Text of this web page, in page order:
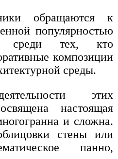
обращаются к
популярностью
среди тех, кто
композиции
среды.
этих
настоящая
и сложна.
стены или
панно,